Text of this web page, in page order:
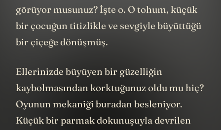
görüyor musunuz? İşte o. O tohum, küçük
bir çocuğun titizlikle ve sevgiyle büyüttüğü
bir çiçeğe dönüşmüş.
Ellerinizde büyüyen bir güzelliğin
kaybolmasından korktuğunuz oldu mu hiç?
Oyunun mekaniği buradan besleniyor.
Küçük bir parmak dokunuşuyla devrilen